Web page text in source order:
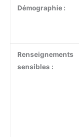
Démographie :
Renseignements
sensibles :